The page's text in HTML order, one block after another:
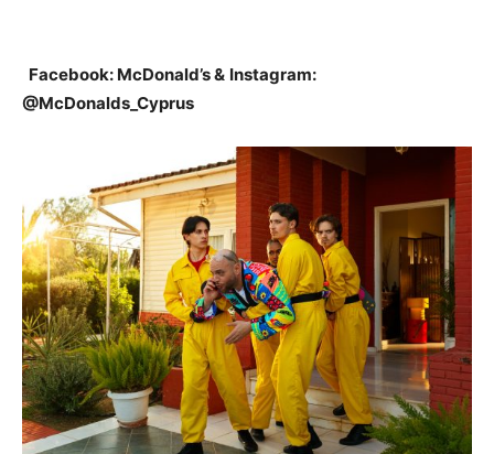
Facebook: McDonald’s & Instagram:
@McDonalds_Cyprus